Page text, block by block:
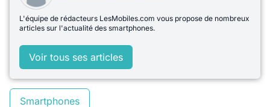
L'équipe de rédacteurs LesMobiles.com vous propose de nombreux
articles sur l'actualité des smartphones.
Voir tous ses articles
Smartphones